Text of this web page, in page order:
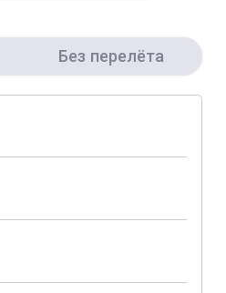
Без перелёта